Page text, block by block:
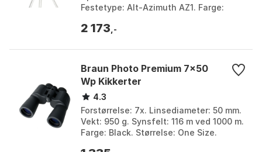
Festetype: Alt-Azimuth AZ1. Farge:
2 173 ,-
Braun Photo Premium 7x50
Wp Kikkerter
4.3
Forstørrelse: 7x. Linsediameter: 50 mm.
Vekt: 950 g. Synsfelt: 116 m ved 1000 m.
Farge: Black. Størrelse: One Size.